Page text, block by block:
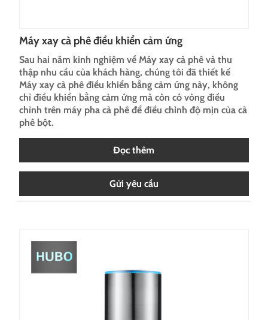
Máy xay cà phê điều khiển cảm ứng
Sau hai năm kinh nghiệm về Máy xay cà phê và thu
thập nhu cầu của khách hàng, chúng tôi đã thiết kế
Máy xay cà phê điều khiển bằng cảm ứng này, không
chỉ điều khiển bằng cảm ứng mà còn có vòng điều
chỉnh trên máy pha cà phê để điều chỉnh độ mịn của cà
phê bột.
Đọc thêm
Gửi yêu cầu